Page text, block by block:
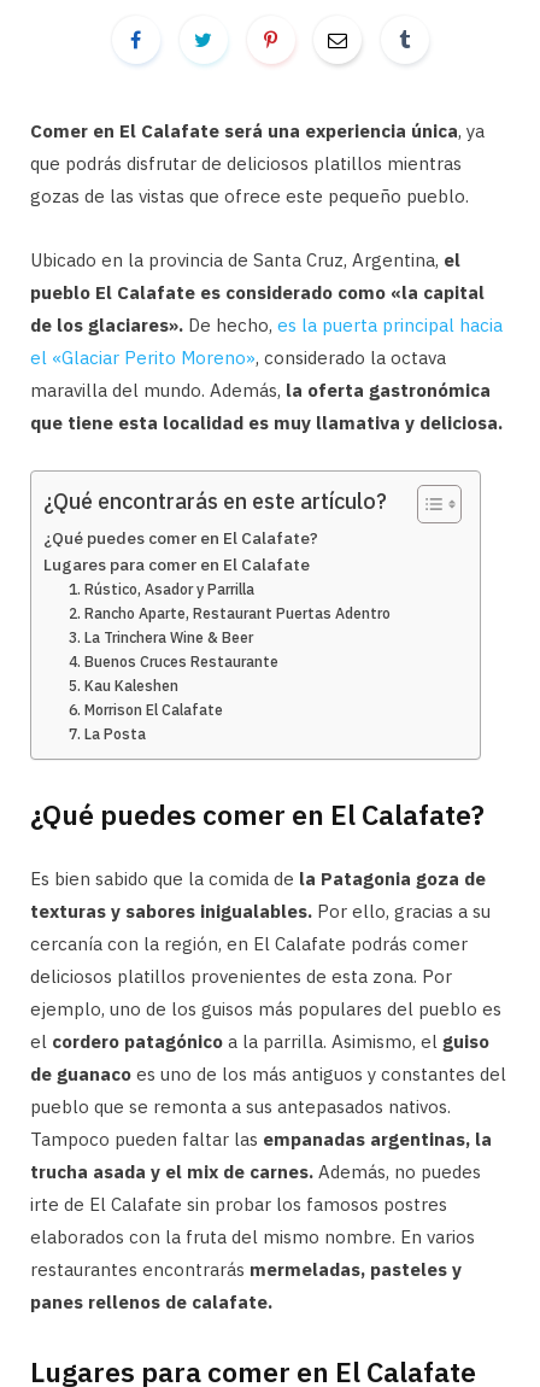
Comer en El Calafate será una experiencia única, ya
que podrás disfrutar de deliciosos platillos mientras
gozas de las vistas que ofrece este pequeño pueblo.
Ubicado en la provincia de Santa Cruz, Argentina, el
pueblo El Calafate es considerado como «la capital
de los glaciares». De hecho, es la puerta principal hacia
el «Glaciar Perito Moreno», considerado la octava
maravilla del mundo. Además, la oferta gastronómica
que tiene esta localidad es muy llamativa y deliciosa.
¿Qué encontrarás en este artículo?
¿Qué puedes comer en El Calafate?
Lugares para comer en El Calafate
1. Rústico, Asador y Parrilla
2. Rancho Aparte, Restaurant Puertas Adentro
3. La Trinchera Wine & Beer
4. Buenos Cruces Restaurante
5. Kau Kaleshen
6. Morrison El Calafate
7. La Posta
¿Qué puedes comer en El Calafate?
Es bien sabido que la comida de la Patagonia goza de
texturas y sabores inigualables. Por ello, gracias a su
cercanía con la región, en El Calafate podrás comer
deliciosos platillos provenientes de esta zona. Por
ejemplo, uno de los guisos más populares del pueblo es
el cordero patagónico a la parrilla. Asimismo, el guiso
de guanaco es uno de los más antiguos y constantes del
pueblo que se remonta a sus antepasados nativos.
Tampoco pueden faltar las empanadas argentinas, la
trucha asada y el mix de carnes. Además, no puedes
irte de El Calafate sin probar los famosos postres
elaborados con la fruta del mismo nombre. En varios
restaurantes encontrarás mermeladas, pasteles y
panes rellenos de calafate.
Lugares para comer en El Calafate